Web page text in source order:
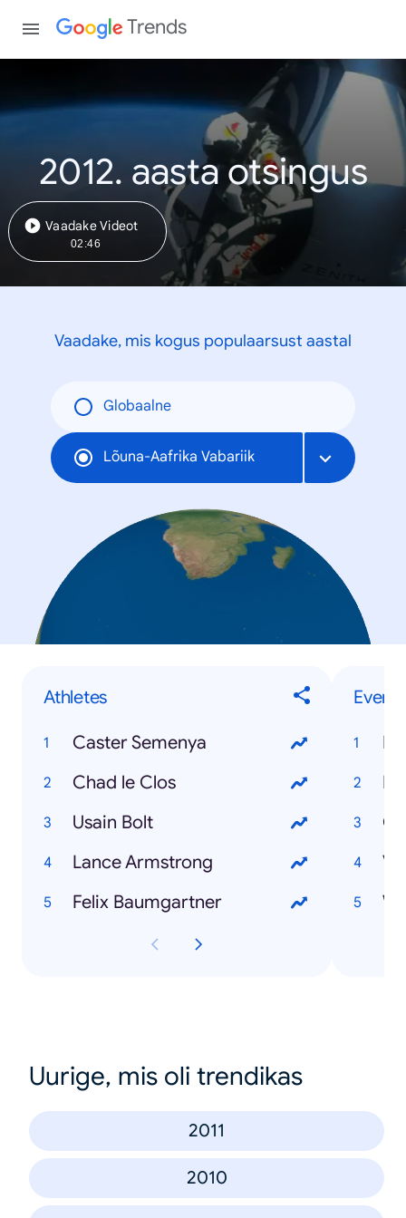
Trends
2012. aasta otsingus
Vaadake Videot
02:46
Vaadake, mis kogus populaarsust aastal
Globaalne
Lõuna-Aafrika Vabariik
Athletes
Caster Semenya
Chad le Clos
Usain Bolt
Lance Armstrong
Felix Baumgartner
Events
Uurige, mis oli trendikas
2011
2010